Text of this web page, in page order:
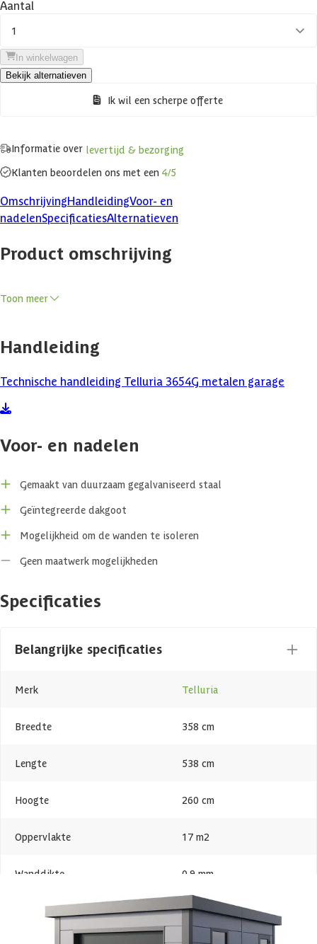
Aantal
1
In winkelwagen
Bekijk alternatieven
Ik wil een scherpe offerte
Informatie over levertijd & bezorging
Klanten beoordelen ons met een 4/5
OmschrijvingHandleidingVoor- en
nadelenSpecificatiesAlternatieven
Product omschrijving
Makkelijk isoleren
stalen sandwichpanelen met een draagvermogen van 220 kg/m². Het
isolatiemateriaal is volledig geïntegreerd in het paneel, waardoor
het dak direct een isolerende werking biedt. Dit voorkomt
condensvorming en zorgt voor een aangenaam binnenklimaat, ook bij
wisselende temperaturen. Omdat de bovenkant van het dak al is
afgewerkt, is extra dakbedekking niet nodig. Ongeacht de gekozen
extra binnenwand pakket. Je creëert hiermee een tussenruimte van 8
tussenruimte is ook handig om eventuele nutsvoorzieningen, zoals
ontstaat er een fijne plek om je spullen op te slaan of om een
dit tegelijk met de montage van het gehele tuinhuis moet gebeuren
Telluria producten zijn gemaakt van hoogwaardig gegalvaniseerd
staal met een dikte van 0,9 mm. Door de beschermende zinklaag is
jarenlang meegaat met minimaal onderhoud. Bovendien zijn alle
geleverd. Je kunt deze makkelijk zelf in elkaar zetten. Alle
de juiste bevestigingsmaterialen en een duidelijke
hulp om je te helpen, zodat de opbouw sneller en efficiënter gaat.
Wil je liever niet zelf aan de slag? Dan kunnen de professionals van
onze opbouwservice dit voor je verzorgen. Kijk bij ‘Product zelf
samenstellen’ om deze optie toe te voegen aan je bestelling.
Toon meer
Handleiding
Technische handleiding Telluria 3654G metalen garage
Voor- en nadelen
Gemaakt van duurzaam gegalvaniseerd staal
Geïntegreerde dakgoot
Mogelijkheid om de wanden te isoleren
Geen maatwerk mogelijkheden
Specificaties
Belangrijke specificaties
Merk Telluria
Breedte 358 cm
Lengte 538 cm
Hoogte 260 cm
Oppervlakte 17 m2
Wanddikte 0.9 mm
Dakvorm Plat